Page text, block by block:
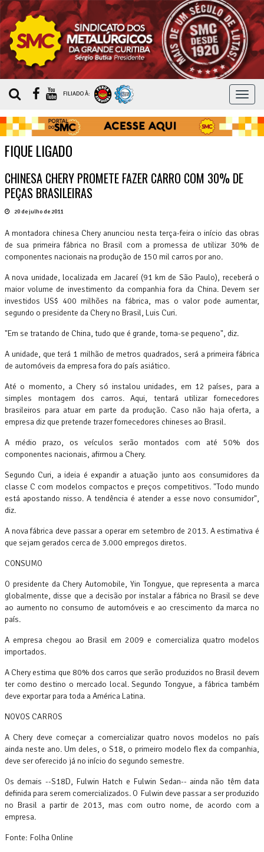
MENU
FILIADO À:
FIQUE LIGADO
CHINESA CHERY PROMETE FAZER CARRO COM 30% DE
PEÇAS BRASILEIRAS
20 de julho de 2011
A montadora chinesa Chery anunciou nesta terça-feira o início das obras
de sua primeira fábrica no Brasil com a promessa de utilizar 30% de
componentes nacionais na produção de 150 mil carros por ano.
A nova unidade, localizada em Jacareí (91 km de São Paulo), receberá o
maior volume de investimento da companhia fora da China. Devem ser
investidos US$ 400 milhões na fábrica, mas o valor pode aumentar,
segundo o presidente da Chery no Brasil, Luis Curi.
"Em se tratando de China, tudo que é grande, torna-se pequeno", diz.
A unidade, que terá 1 milhão de metros quadrados, será a primeira fábrica
de automóveis da empresa fora do país asiático.
Até o momento, a Chery só instalou unidades, em 12 países, para a
simples montagem dos carros. Aqui, tentará utilizar fornecedores
brasileiros para atuar em parte da produção. Caso não haja oferta, a
empresa diz que pretende trazer fornecedores chineses ao Brasil.
A médio prazo, os veículos serão montados com até 50% dos
componentes nacionais, afirmou a Chery.
Segundo Curi, a ideia é expandir a atuação junto aos consumidores da
classe C com modelos compactos e preços competitivos. "Todo mundo
está apostando nisso. A tendência é atender a esse novo consumidor",
diz.
A nova fábrica deve passar a operar em setembro de 2013. A estimativa é
que sejam gerados cerca de 3.000 empregos diretos.
CONSUMO
O presidente da Chery Automobile, Yin Tongyue, que representa a marca
globalmente, disse que a decisão por instalar a fábrica no Brasil se deve
ao aumento no consumo de automóveis e ao crescimento da marca no
país.
A empresa chegou ao Brasil em 2009 e comercializa quatro modelos
importados.
A Chery estima que 80% dos carros que serão produzidos no Brasil devem
ter como destino o mercado local. Segundo Tongyue, a fábrica também
deve exportar para toda a América Latina.
NOVOS CARROS
A Chery deve começar a comercializar quatro novos modelos no país
ainda neste ano. Um deles, o S18, o primeiro modelo flex da companhia,
deve ser oferecido já no início do segundo semestre.
Os demais --S18D, Fulwin Hatch e Fulwin Sedan-- ainda não têm data
definida para serem comercializados. O Fulwin deve passar a ser produzido
no Brasil a partir de 2013, mas com outro nome, de acordo com a
empresa.
Fonte: Folha Online